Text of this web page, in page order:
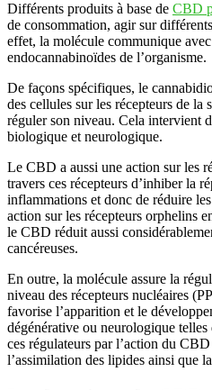
Différents produits à base de CBD
de consommation, agir sur
effet, la molécule communique
endocannabinoïdes de l’organisme.
De façons spécifiques, le
des cellules sur les récepteurs de
réguler son niveau. Cela intervient
biologique et neurologique.
Le CBD a aussi une action sur les
travers ces récepteurs d’inhiber la
inflammations et donc de réduire
action sur les récepteurs orphelins
le CBD réduit aussi
cancéreuses.
En outre, la molécule assure la
niveau des récepteurs nucléaires
favorise l’apparition et le
dégénérative ou neurologique
ces régulateurs par l’action du
l’assimilation des lipides ainsi que